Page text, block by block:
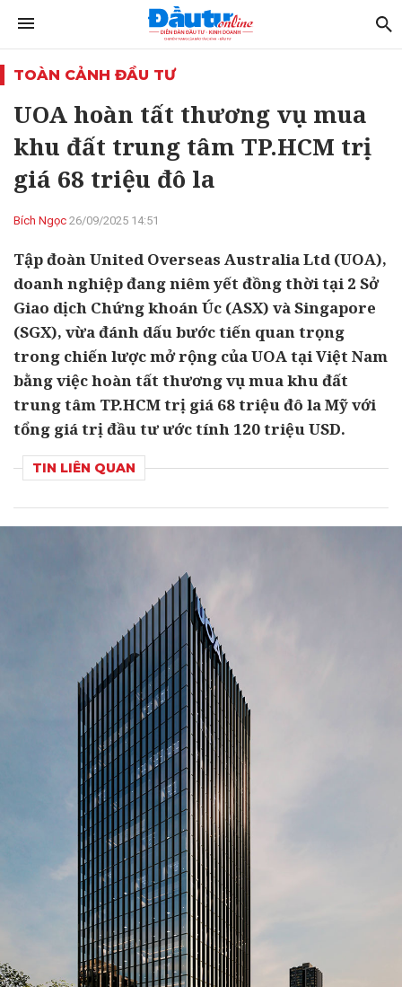
TOÀN CẢNH ĐẦU TƯ
UOA hoàn tất thương vụ mua
khu đất trung tâm TP.HCM trị
giá 68 triệu đô la
Bích Ngọc 26/09/2025 14:51
Tập đoàn United Overseas Australia Ltd (UOA),
doanh nghiệp đang niêm yết đồng thời tại 2 Sở
Giao dịch Chứng khoán Úc (ASX) và Singapore
(SGX), vừa đánh dấu bước tiến quan trọng
trong chiến lược mở rộng của UOA tại Việt Nam
bằng việc hoàn tất thương vụ mua khu đất
trung tâm TP.HCM trị giá 68 triệu đô la Mỹ với
tổng giá trị đầu tư ước tính 120 triệu USD.
TIN LIÊN QUAN